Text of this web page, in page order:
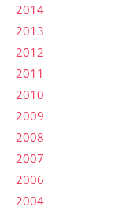
2014
2013
2012
2011
2010
2009
2008
2007
2006
2004